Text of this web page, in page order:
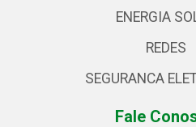
ENERGIA
REDES
SEGURANCA
Fale